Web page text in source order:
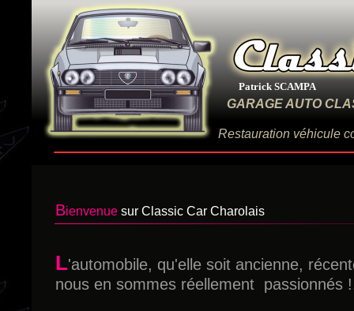
L'automobile, qu'elle soit ancienne,
nous en sommes réellement passionnés
Bienvenue sur Classic Car Charolais
GARAGE AUTO
Restauration véhicule
Patrick SCAMPA